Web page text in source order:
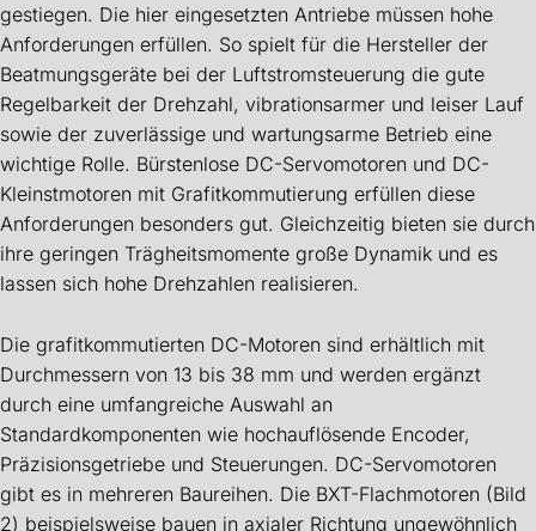
gestiegen. Die hier eingesetzten Antriebe müssen hohe
Anforderungen erfüllen. So spielt für die Hersteller der
Beatmungsgeräte bei der Luftstromsteuerung die gute
Regelbarkeit der Drehzahl, vibrationsarmer und leiser Lauf
sowie der zuverlässige und wartungsarme Betrieb eine
wichtige Rolle. Bürstenlose DC-Servomotoren und DC-
Kleinstmotoren mit Grafitkommutierung erfüllen diese
Anforderungen besonders gut. Gleichzeitig bieten sie durch
ihre geringen Trägheitsmomente große Dynamik und es
lassen sich hohe Drehzahlen realisieren.
Die grafitkommutierten DC-Motoren sind erhältlich mit
Durchmessern von 13 bis 38 mm und werden ergänzt
durch eine umfangreiche Auswahl an
Standardkomponenten wie hochauflösende Encoder,
Präzisionsgetriebe und Steuerungen. DC-Servomotoren
gibt es in mehreren Baureihen. Die BXT-Flachmotoren (Bild
2) beispielsweise bauen in axialer Richtung ungewöhnlich